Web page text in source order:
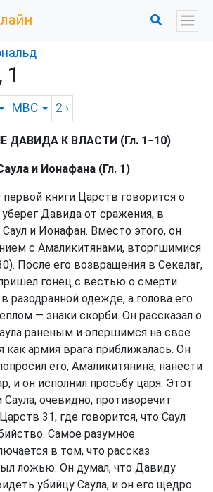
MBC 2 ›
ДАВИДА К ВЛАСТИ (Гл. 1−10)
и Ионафана (Гл. 1)
первой книги Царств говорится о
Давида от сражения, в
и Ионафан. Вместо этого, он
с Амаликитянами, вторгшимися
После его возвращения в Секелаг,
гонец с вестью о смерти
разодранной одежде, а голова его
— знаки скорби. Он рассказал о
раненым и опершимся на свое
как армия врага приближалась. Он
его, Амаликитянина, нанести
и он исполнил просьбу царя. Этот
очевидно, противоречит
31, где говорится, что Саул
Самое разумное
в том, что рассказ
ложью. Он думал, что Давиду
убийцу Саула, и он его щедро